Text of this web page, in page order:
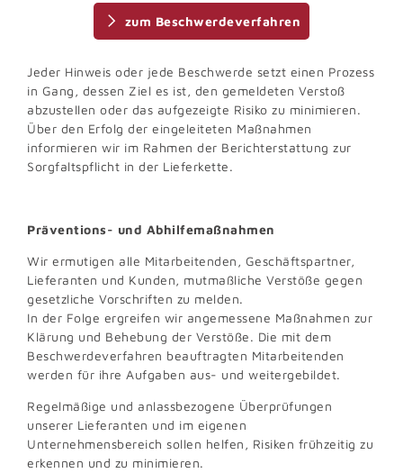
zum Beschwerdeverfahren
Jeder Hinweis oder jede Beschwerde setzt einen Prozess
in Gang, dessen Ziel es ist, den gemeldeten Verstoß
abzustellen oder das aufgezeigte Risiko zu minimieren.
Über den Erfolg der eingeleiteten Maßnahmen
informieren wir im Rahmen der Berichterstattung zur
Sorgfaltspflicht in der Lieferkette.
Präventions- und Abhilfemaßnahmen
Wir ermutigen alle Mitarbeitenden, Geschäftspartner,
Lieferanten und Kunden, mutmaßliche Verstöße gegen
gesetzliche Vorschriften zu melden.
In der Folge ergreifen wir angemessene Maßnahmen zur
Klärung und Behebung der Verstöße. Die mit dem
Beschwerdeverfahren beauftragten Mitarbeitenden
werden für ihre Aufgaben aus- und weitergebildet.
Regelmäßige und anlassbezogene Überprüfungen
unserer Lieferanten und im eigenen
Unternehmensbereich sollen helfen, Risiken frühzeitig zu
erkennen und zu minimieren.